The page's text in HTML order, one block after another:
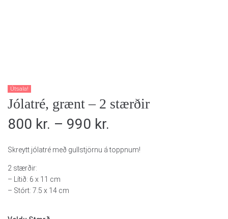
Útsala!
Jólatré, grænt – 2 stærðir
800 kr. – 990 kr.
Skreytt jólatré með gullstjörnu á toppnum!
2 stærðir:
– Lítið: 6 x 11 cm
– Stórt: 7.5 x 14 cm